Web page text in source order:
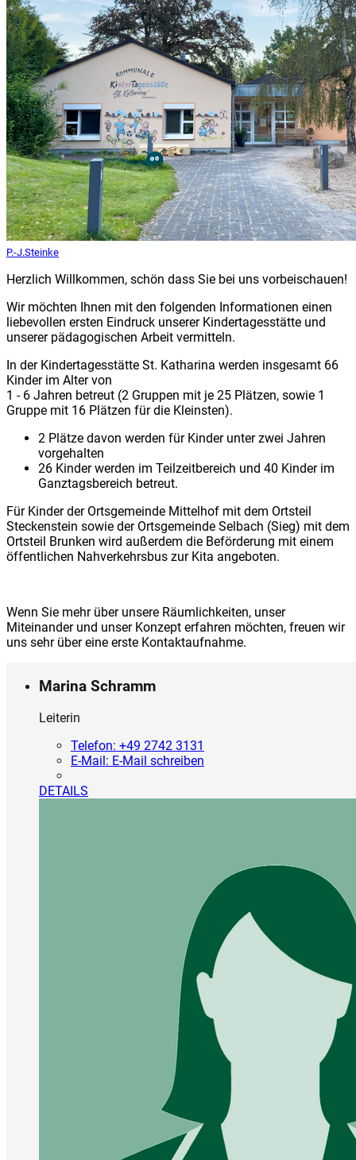
P.-J.Steinke
Herzlich Willkommen, schön dass Sie bei uns vorbeischauen!
Wir möchten Ihnen mit den folgenden Informationen einen
liebevollen ersten Eindruck unserer Kindertagesstätte und
unserer pädagogischen Arbeit vermitteln.
In der Kindertagesstätte St. Katharina werden insgesamt 66
Kinder im Alter von
1 - 6 Jahren betreut (2 Gruppen mit je 25 Plätzen, sowie 1
Gruppe mit 16 Plätzen für die Kleinsten).
2 Plätze davon werden für Kinder unter zwei Jahren
vorgehalten
26 Kinder werden im Teilzeitbereich und 40 Kinder im
Ganztagsbereich betreut.
Für Kinder der Ortsgemeinde Mittelhof mit dem Ortsteil
Steckenstein sowie der Ortsgemeinde Selbach (Sieg) mit dem
Ortsteil Brunken wird außerdem die Beförderung mit einem
öffentlichen Nahverkehrsbus zur Kita angeboten.
Wenn Sie mehr über unsere Räumlichkeiten, unser
Miteinander und unser Konzept erfahren möchten, freuen wir
uns sehr über eine erste Kontaktaufnahme.
Marina Schramm
Leiterin
Telefon: +49 2742 3131
E-Mail: E-Mail schreiben
DETAILS